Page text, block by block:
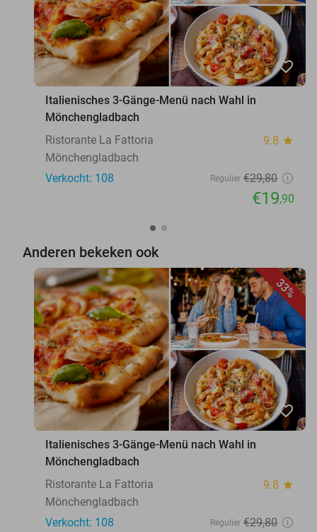
favorite_border
Italienisches 3-Gänge-Menü nach Wahl in
Mönchengladbach
Ristorante La Fattoria
9.8 star
Mönchengladbach
Verkocht: 108
Regulier €29,80
€19,90
Anderen bekeken ook
33%
favorite_border
Italienisches 3-Gänge-Menü nach Wahl in
Mönchengladbach
Ristorante La Fattoria
9.8 star
Mönchengladbach
Verkocht: 108
Regulier €29,80